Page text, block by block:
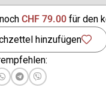
CHF 79.00 für den
hinzufügen